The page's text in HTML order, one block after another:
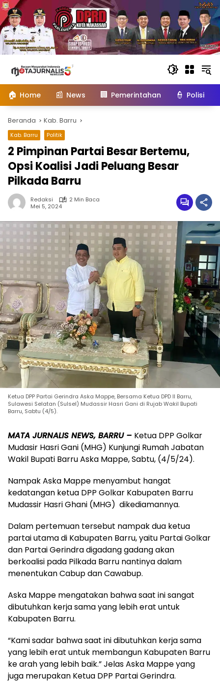
konten
🏠 Home 📰 News 🏢 Pemerintahan 👮 Polisi
Beranda Kab. Barru
Kab. Barru Politik
2 Pimpinan Partai Besar Bertemu,
Opsi Koalisi Jadi Peluang Besar
Pilkada Barru
Redaksi
2 Min Baca
Mei 5, 2024
Ketua DPP Partai Gerindra Aska Mappe, Bersama Ketua DPD II Barru,
Sulawesi Selatan (Sulsel) Mudassir Hasri Gani di Rujab Wakil Bupati
Barru, Sabtu (4/5).
MATA JURNALIS NEWS, BARRU – Ketua DPP Golkar
Mudasir Hasri Gani (MHG) Kunjungi Rumah Jabatan
Wakil Bupati Barru Aska Mappe, Sabtu, (4/5/24).
Nampak Aska Mappe menyambut hangat
kedatangan ketua DPP Golkar Kabupaten Barru
Mudassir Hasri Ghani (MHG) dikediamannya.
Dalam pertemuan tersebut nampak dua ketua
partai utama di Kabupaten Barru, yaitu Partai Golkar
dan Partai Gerindra digadang gadang akan
berkoalisi pada Pilkada Barru nantinya dalam
menentukan Cabup dan Cawabup.
Aska Mappe mengatakan bahwa saat ini sangat
dibutuhkan kerja sama yang lebih erat untuk
Kabupaten Barru.
“Kami sadar bahwa saat ini dibutuhkan kerja sama
yang lebih erat untuk membangun Kabupaten Barru
ke arah yang lebih baik.” Jelas Aska Mappe yang
juga merupakan Ketua DPP Partai Gerindra.